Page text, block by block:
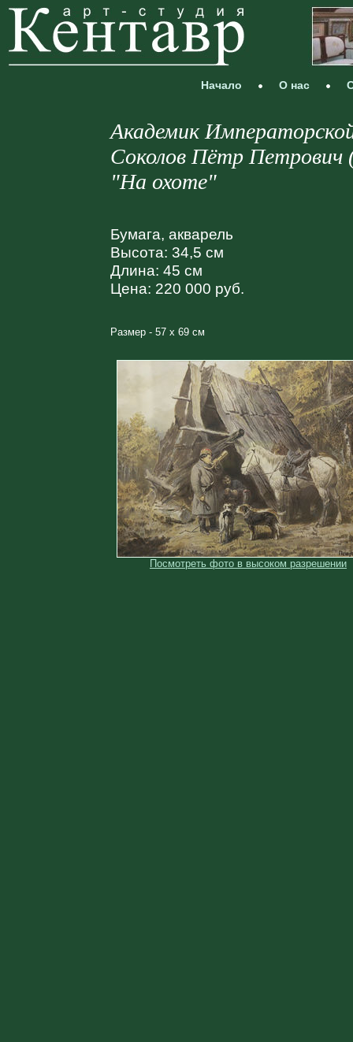
Начало О нас
Академик
Соколов Пётр Петрович
"На охоте"
Бумага, акварель
Высота: 34,5 см
Длина: 45 см
Цена: 220 000 руб.
Размер - 57 х 69 см
Посмотреть фото в высоком разрешении